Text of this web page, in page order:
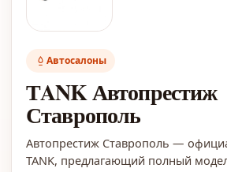
Автосалоны
ТANK Автопрестиж
Ставрополь
Автопрестиж Ставрополь —
TANK, предлагающий полный